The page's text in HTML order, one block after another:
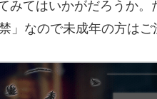
みてはいかがだろうか。
」なので未成年の方はご